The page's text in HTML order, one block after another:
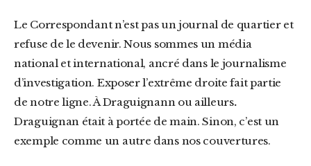
Le Correspondant n’est pas un journal de quartier et
refuse de le devenir. Nous sommes un média
national et international, ancré dans le journalisme
d’investigation. Exposer l’extrême droite fait partie
de notre ligne. À Draguignann ou ailleurs.
Draguignan était à portée de main. Sinon, c’est un
exemple comme un autre dans nos couvertures.